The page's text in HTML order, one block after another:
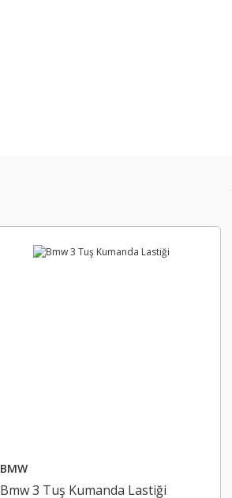
BMW
Bmw 3 Tuş Kumanda Lastiği